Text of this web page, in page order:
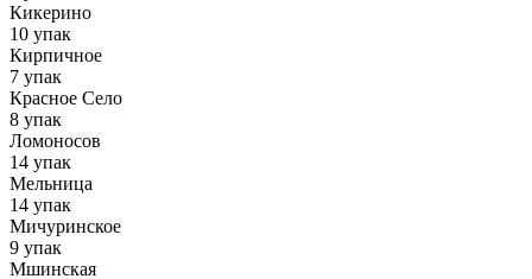
Кикерино
10 упак
Кирпичное
7 упак
Красное Село
8 упак
Ломоносов
14 упак
Мельница
14 упак
Мичуринское
9 упак
Мшинская